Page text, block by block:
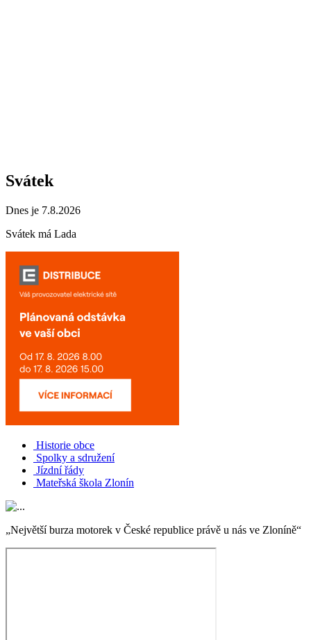
Svátek
Dnes je 7.8.2026
Svátek má Lada
Historie obce
Spolky a sdružení
Jízdní řády
Mateřská škola Zlonín
„Největší burza motorek v České republice právě u nás ve Zloníně“